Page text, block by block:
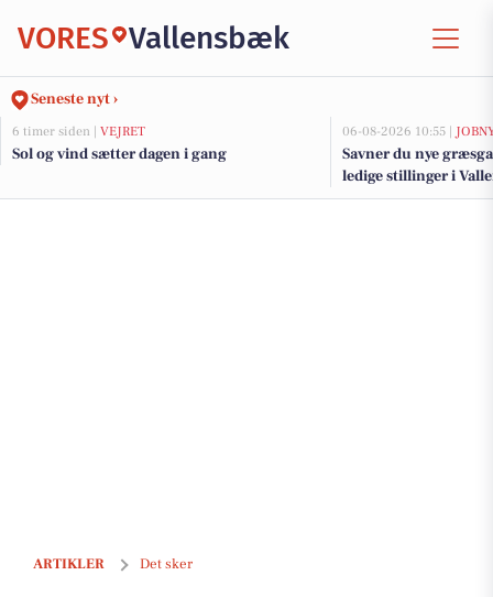
VORES Vallensbæk
Seneste nyt ›
6 timer siden | VEJRET
Sol og vind sætter dagen i gang
06-08-2026 10:55 |
Savner du nye
ledige stillinger i
ARTIKLER Det sker
Oplevelser i Vallensbæk: Yoga, Ungdomskor og Naturvandring